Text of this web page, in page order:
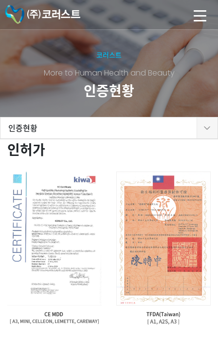
코러스트
More to Human Health and Beauty
인증현황
인증현황
인허가